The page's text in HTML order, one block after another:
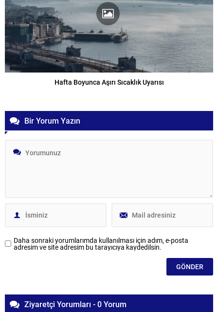
Hafta Boyunca Aşırı Sıcaklık Uyarısı
Bir Yorum Yazın
Daha sonraki yorumlarımda kullanılması için adım, e-posta
adresim ve site adresim bu tarayıcıya kaydedilsin.
Ziyaretçi Yorumları - 0 Yorum